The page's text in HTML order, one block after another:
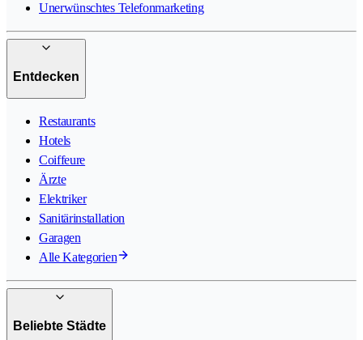
Unerwünschtes Telefonmarketing
Entdecken
Restaurants
Hotels
Coiffeure
Ärzte
Elektriker
Sanitärinstallation
Garagen
Alle Kategorien
Beliebte Städte